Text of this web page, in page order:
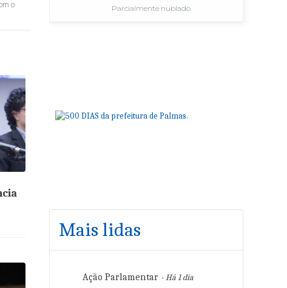
o
Parcialmente nublado
Mais lidas
Ação Parlamentar - Há 1 dia